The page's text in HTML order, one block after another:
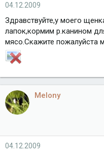
04.12.2009
Здравствуйте,у моего
лапок,кормим р.канином
мясо.Скажите пожалуйста
Melony
04.12.2009